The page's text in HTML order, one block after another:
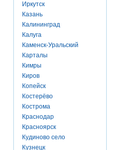
Иркутск
Казань
Калининград
Калуга
Каменск-Уральский
Карталы
Кимры
Киров
Копейск
Костерёво
Кострома
Краснодар
Красноярск
Кудиново село
Кузнецк